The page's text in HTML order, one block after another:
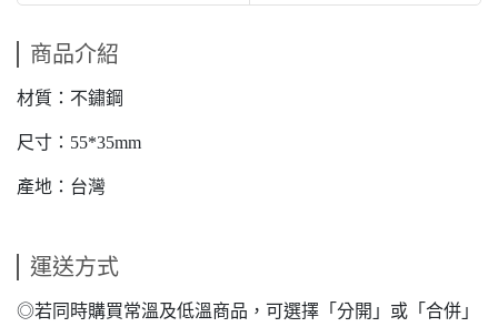
商品介紹
材質：不鏽鋼
尺寸：55*35mm
產地：台灣
運送方式
◎若同時購買常溫及低溫商品，可選擇「分開」或「合併」